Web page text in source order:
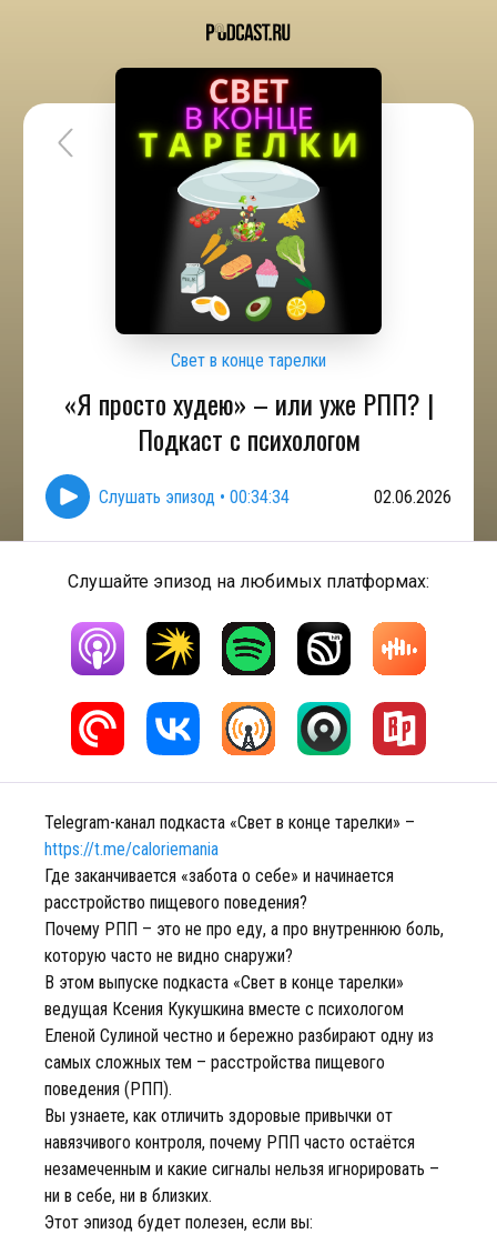
Свет в конце тарелки
«Я просто худею» – или уже РПП? |
Подкаст с психологом
Слушать эпизод • 00:34:34 02.06.2026
Слушайте эпизод на любимых платформах:
Telegram-канал подкаста «Свет в конце тарелки» –
https://t.me/caloriemania
Где заканчивается «забота о себе» и начинается
расстройство пищевого поведения?
Почему РПП – это не про еду, а про внутреннюю боль,
которую часто не видно снаружи?
В этом выпуске подкаста «Свет в конце тарелки»
ведущая Ксения Кукушкина вместе с психологом
Еленой Сулиной честно и бережно разбирают одну из
самых сложных тем – расстройства пищевого
поведения (РПП).
Вы узнаете, как отличить здоровые привычки от
навязчивого контроля, почему РПП часто остаётся
незамеченным и какие сигналы нельзя игнорировать –
ни в себе, ни в близких.
Этот эпизод будет полезен, если вы: